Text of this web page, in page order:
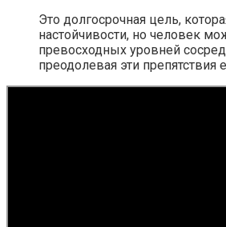
Это долгосрочная цель,
настойчивости, но человек
превосходных уровней
преодолевая эти препятствия